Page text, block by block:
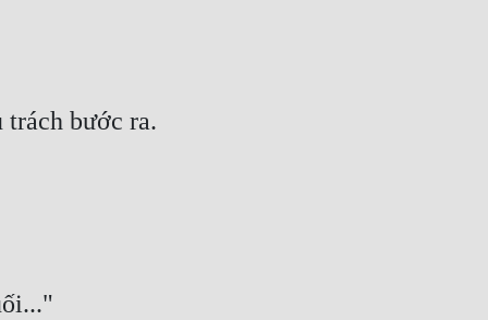
trách bước ra.